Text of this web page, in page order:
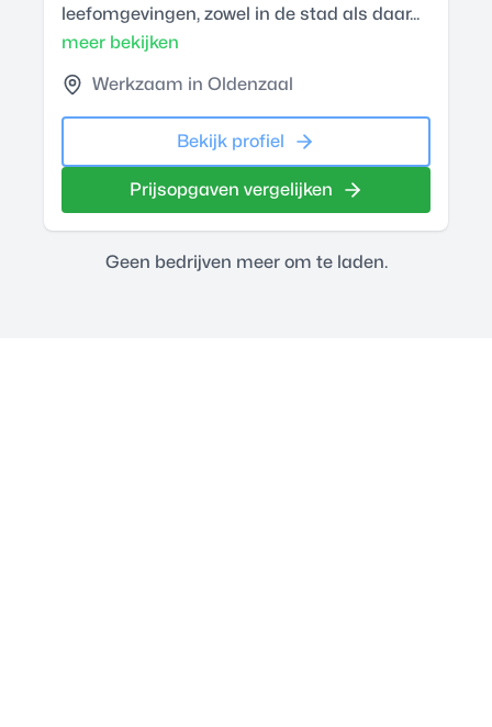
leefomgevingen, zowel in de stad als daar...
meer bekijken
Werkzaam in Oldenzaal
Bekijk profiel
Prijsopgaven vergelijken
Geen bedrijven meer om te laden.